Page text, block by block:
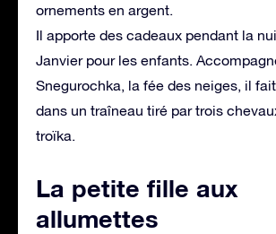
ornements en argent.
Il apporte des cadeaux pendant la
Janvier pour les enfants.
Snegurochka, la fée des neiges, il
dans un traîneau tiré par trois
troïka.
La petite fille aux
allumettes